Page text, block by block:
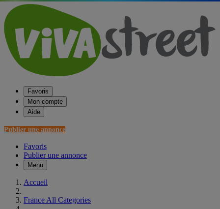
Favoris
Mon compte
Aide
Publier une annonce
Favoris
Publier une annonce
Menu
Accueil
France All Categories